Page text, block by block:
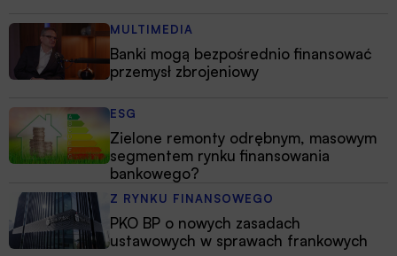
MULTIMEDIA
Banki mogą bezpośrednio finansować
przemysł zbrojeniowy
ESG
Zielone remonty odrębnym, masowym
segmentem rynku finansowania
bankowego?
Z RYNKU FINANSOWEGO
PKO BP o nowych zasadach
ustawowych w sprawach frankowych